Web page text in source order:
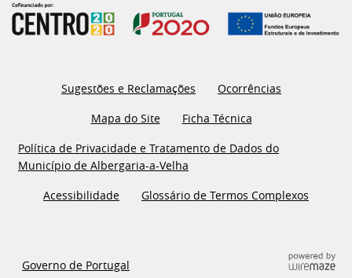
Sugestões e Reclamações
Ocorrências
Mapa do Site
Ficha Técnica
Política de Privacidade e Tratamento de Dados do
Município de Albergaria-a-Velha
Acessibilidade
Glossário de Termos Complexos
Governo de Portugal